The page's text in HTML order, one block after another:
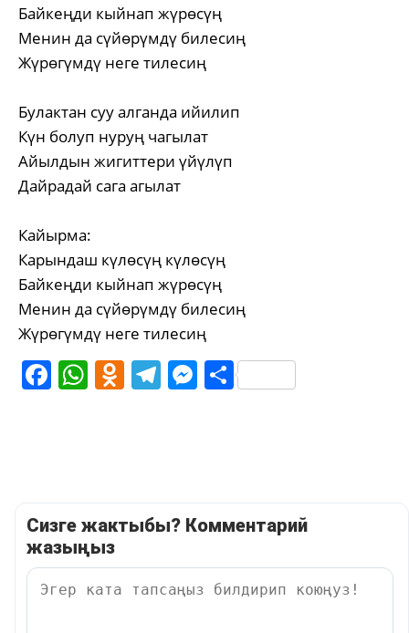
Байкеңди кыйнап жүрөсүң
Менин да сүйөрүмдү билесиң
Жүрөгүмдү неге тилесиң
Булактан суу алганда ийилип
Күн болуп нуруң чагылат
Айылдын жигиттери үйүлүп
Дайрадай сага агылат
Кайырма:
Карындаш күлөсүң күлөсүң
Байкеңди кыйнап жүрөсүң
Менин да сүйөрүмдү билесиң
Жүрөгүмдү неге тилесиң
Facebook
WhatsApp
Odnoklassniki
Telegram
Messenger
Share
Сизге жактыбы? Комментарий
жазыңыз